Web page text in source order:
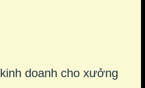
doanh cho xưởng